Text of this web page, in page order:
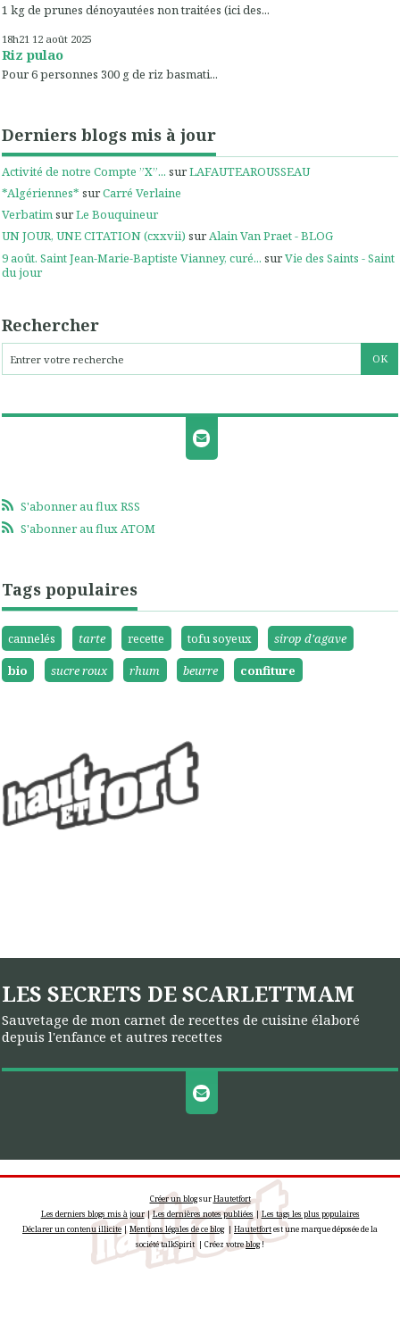
1 kg de prunes dénoyautées non traitées (ici des...
18h21 12 août 2025
Riz pulao
Pour 6 personnes 300 g de riz basmati...
Derniers blogs mis à jour
Activité de notre Compte ”X”... surLAFAUTEAROUSSEAU
*Algériennes* surCarré Verlaine
VerbatimsurLe Bouquineur
UN JOUR, UNE CITATION (cxxvii) surAlain Van Praet - BLOG
9 août. Saint Jean-Marie-Baptiste Vianney, curé... surVie des Saints - Saint
du jour
Rechercher
S'abonner au flux RSS
S'abonner au flux ATOM
Tags populaires
cannelés tarte recette tofu soyeux
sirop d'agave
bio
sucre roux rhum beurre confiture
LES SECRETS DE SCARLETTMAM
Sauvetage de mon carnet de recettes de cuisine élaboré
depuis l'enfance et autres recettes
Créer un blogsurHautetfort
Les derniers blogs mis à jour|Les dernières notes publiées |Les tags les plus populaires
Déclarer un contenu illicite|Mentions légales de ce blog| Hautetfortest une marque déposée de la
société talkSpirit | Créez votreblog!